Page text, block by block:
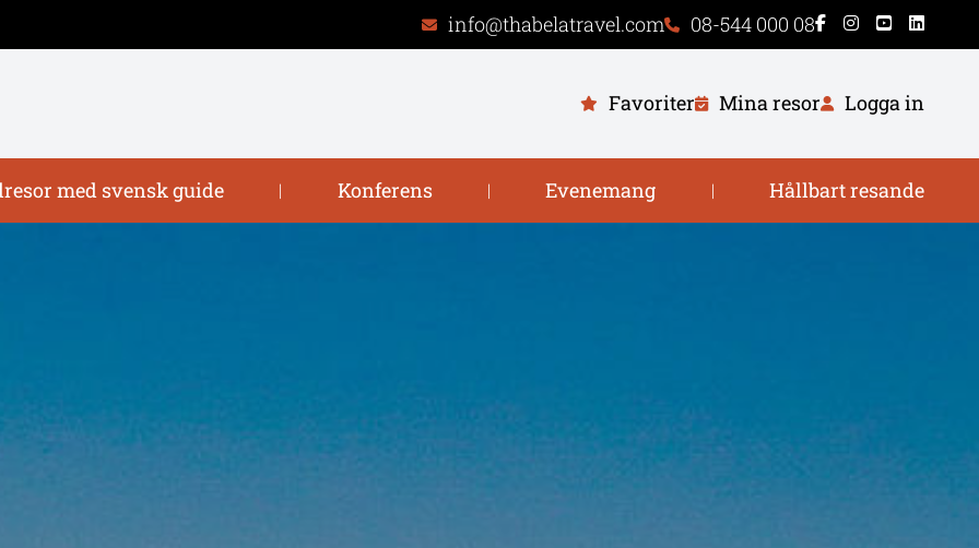
info@thabelatravel.com 08-544 000 08
Favoriter Mina resor Logga in
med svensk guide | Konferens | Evenemang | Hållbart resande